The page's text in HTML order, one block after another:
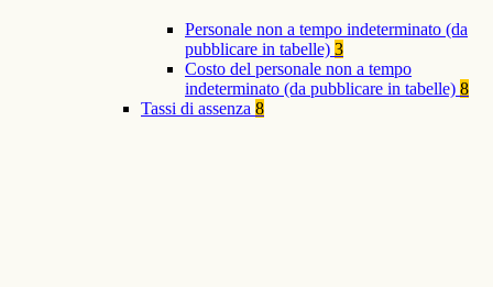
Personale non a tempo indeterminato (da
pubblicare in tabelle) 3
Costo del personale non a tempo
indeterminato (da pubblicare in tabelle) 8
Tassi di assenza 8